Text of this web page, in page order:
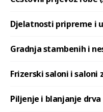
Djelatnosti pripreme i
Gradnja stambenih i
Frizerski saloni i saloni
Piljenje i blanjanje drva